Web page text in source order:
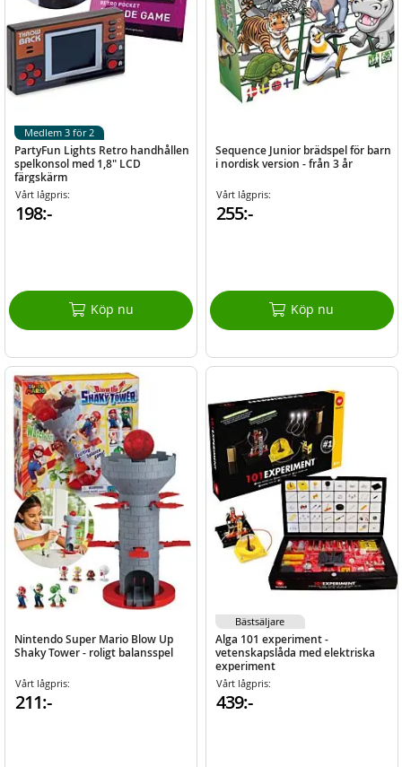
PartyFun Lights Retro handhållen
spelkonsol med 1,8" LCD
färgskärm
Vårt lågpris:
198:-
Köp nu
Medlem 3 för 2
Sequence Junior brädspel för barn
i nordisk version - från 3 år
Vårt lågpris:
255:-
Köp nu
Nintendo Super Mario Blow Up
Shaky Tower - roligt balansspel
Vårt lågpris:
211:-
Alga 101 experiment -
vetenskapslåda med elektriska
experiment
Vårt lågpris:
439:-
Bästsäljare